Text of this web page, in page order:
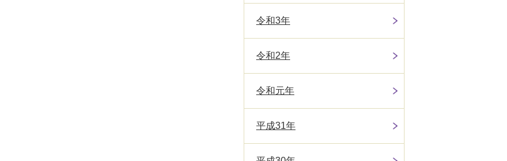
令和3年
令和2年
令和元年
平成31年